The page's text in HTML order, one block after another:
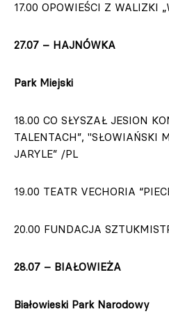
17.00 OPOWIEŚCI Z WALIZKI
27.07 – HAJNÓWKA
Park Miejski
18.00 CO SŁYSZAŁ JESION
TALENTACH”, "SŁOWIAŃSKI
JARYLE” /PL
19.00 TEATR VECHORIA
20.00 FUNDACJA
28.07 – BIAŁOWIEŻA
Białowieski Park Narodowy